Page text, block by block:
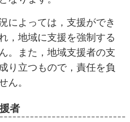
によっては，支援ができ
，地域に支援を強制する
。また，地域支援者の支
り立つもので，責任を負
ん。
者